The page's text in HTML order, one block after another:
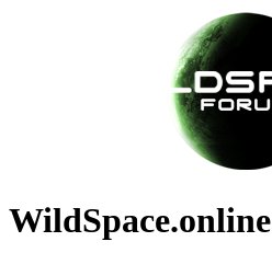
WildSpace.online